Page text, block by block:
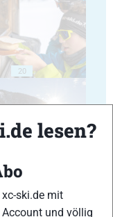
20
22
lesen?
xc-ski.de mit
und völlig